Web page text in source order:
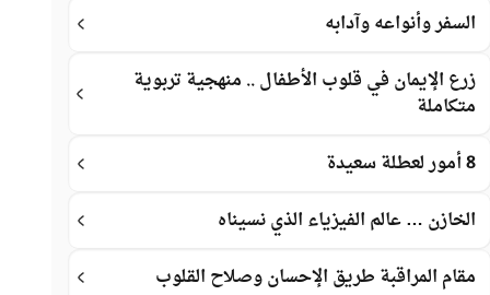
السفر وأنواعه وآدابه
زرع الإيمان في قلوب الأطفال .. منهجية تربوية
متكاملة
8 أمور لعطلة سعيدة
الخازن … عالم الفيزياء الذي نسيناه
مقام المراقبة طريق الإحسان وصلاح القلوب